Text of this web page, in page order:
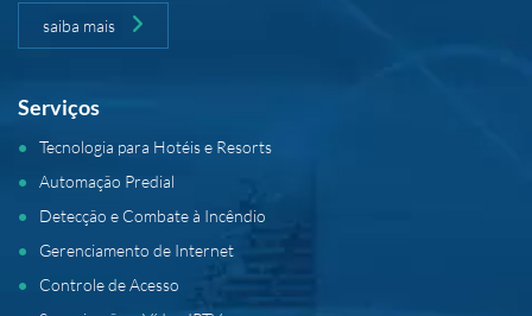
saiba mais
Serviços
Tecnologia para Hotéis e Resorts
Automação Predial
Detecção e Combate à Incêndio
Gerenciamento de Internet
Controle de Acesso